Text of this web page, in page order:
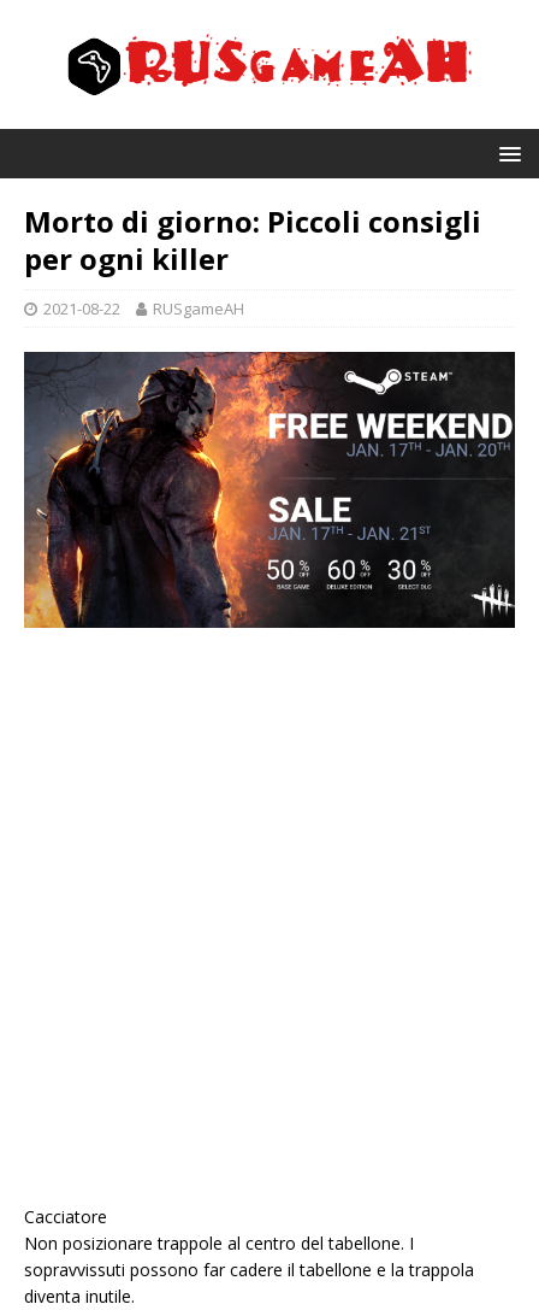
Morto di giorno: Piccoli consigli
per ogni killer
2021-08-22 RUSgameAH
Cacciatore
Non posizionare trappole al centro del tabellone. I
sopravvissuti possono far cadere il tabellone e la trappola
diventa inutile.